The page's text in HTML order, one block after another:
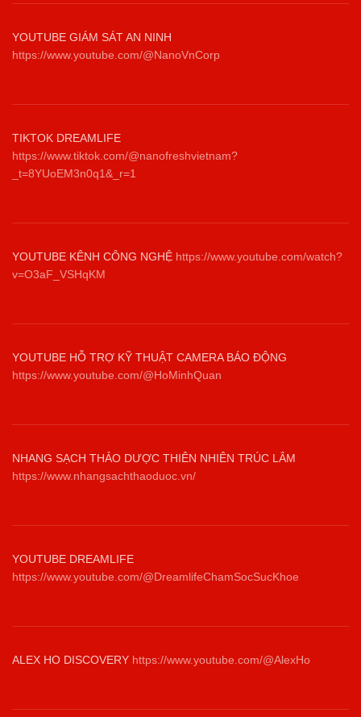
YOUTUBE GIÁM SÁT AN NINH
https://www.youtube.com/@NanoVnCorp
TIKTOK DREAMLIFE
https://www.tiktok.com/@nanofreshvietnam?
_t=8YUoEM3n0q1&_r=1
YOUTUBE KÊNH CÔNG NGHỆ https://www.youtube.com/watch?
v=O3aF_VSHqKM
YOUTUBE HỖ TRỢ KỸ THUẬT CAMERA BÁO ĐỘNG
https://www.youtube.com/@HoMinhQuan
NHANG SẠCH THẢO DƯỢC THIÊN NHIÊN TRÚC LÂM
https://www.nhangsachthaoduoc.vn/
YOUTUBE DREAMLIFE
https://www.youtube.com/@DreamlifeChamSocSucKhoe
ALEX HO DISCOVERY https://www.youtube.com/@AlexHo